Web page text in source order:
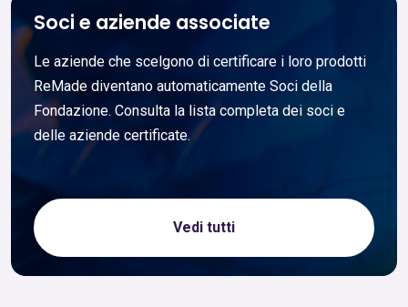
Soci e aziende associate
Le aziende che scelgono di certificare i loro prodotti
ReMade diventano automaticamente Soci della
Fondazione. Consulta la lista completa dei soci e
delle aziende certificate.
Vedi tutti